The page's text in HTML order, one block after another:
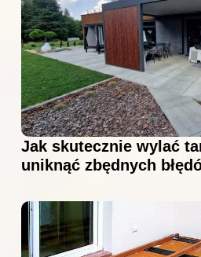
Jak skutecznie wylać
uniknąć zbędnych